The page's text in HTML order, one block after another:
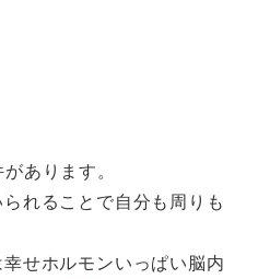
あります。
れることで自分も周りも
せホルモンいっぱい脳内